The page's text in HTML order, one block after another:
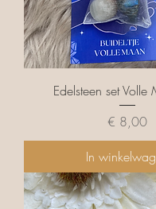
Edelsteen set
Prijs
€ 8,00
In